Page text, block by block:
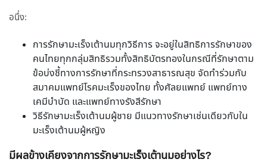
อนึ่ง:
การรักษามะเร็งเต้านมทุกวิธีการ จะอยู่ในสิทธิการรักษาของ
คนไทยทุกกลุ่มสิทธิรวมทั้งสิทธิบัตรทองในกรณีที่รักษาตาม
ข้อบ่งชี้ทางการรักษาที่กระทรวงสาธารณสุข จัดทำร่วมกับ
สมาคมแพทย์โรคมะเร็งของไทย ทั้งศัลยแพทย์ แพทย์ทาง
เคมีบำบัด และแพทย์ทางรังสีรักษา
วิธีรักษามะเร็งเต้านมผู้ชาย มีแนวทางรักษาเช่นเดียวกับใน
มะเร็งเต้านมผู้หญิง
มีผลข้างเคียงจากการรักษามะเร็งเต้านมอย่างไร?